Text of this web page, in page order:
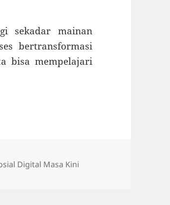
sekadar mainan
bertransformasi
bisa mempelajari
Digital Masa Kini